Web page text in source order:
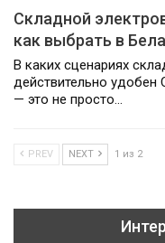
Складной
как выбрать в
В каких сценариях
действительно удобен
— это не просто…
PREV NEXT 1 из 2